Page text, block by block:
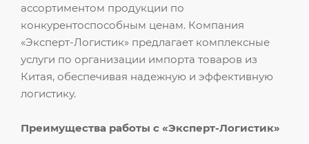
ассортиментом продукции по
конкурентоспособным ценам. Компания
«Эксперт-Логистик» предлагает комплексные
услуги по организации импорта товаров из
Китая, обеспечивая надежную и эффективную
логистику.
Преимущества работы с «Эксперт-Логистик»